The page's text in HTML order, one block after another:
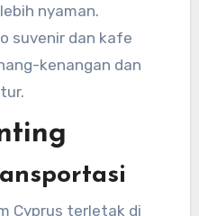
nyaman.
suvenir dan kafe
kenangan dan
Cyprus terletak di